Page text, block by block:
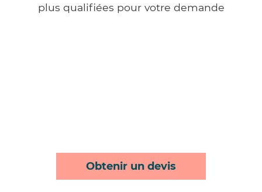
plus qualifiées pour votre demande
Obtenir un devis